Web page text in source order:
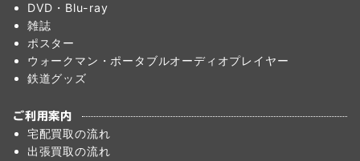
DVD・Blu-ray
雑誌
ポスター
ウォークマン・ポータブルオーディオプレイヤー
鉄道グッズ
ご利用案内
宅配買取の流れ
出張買取の流れ